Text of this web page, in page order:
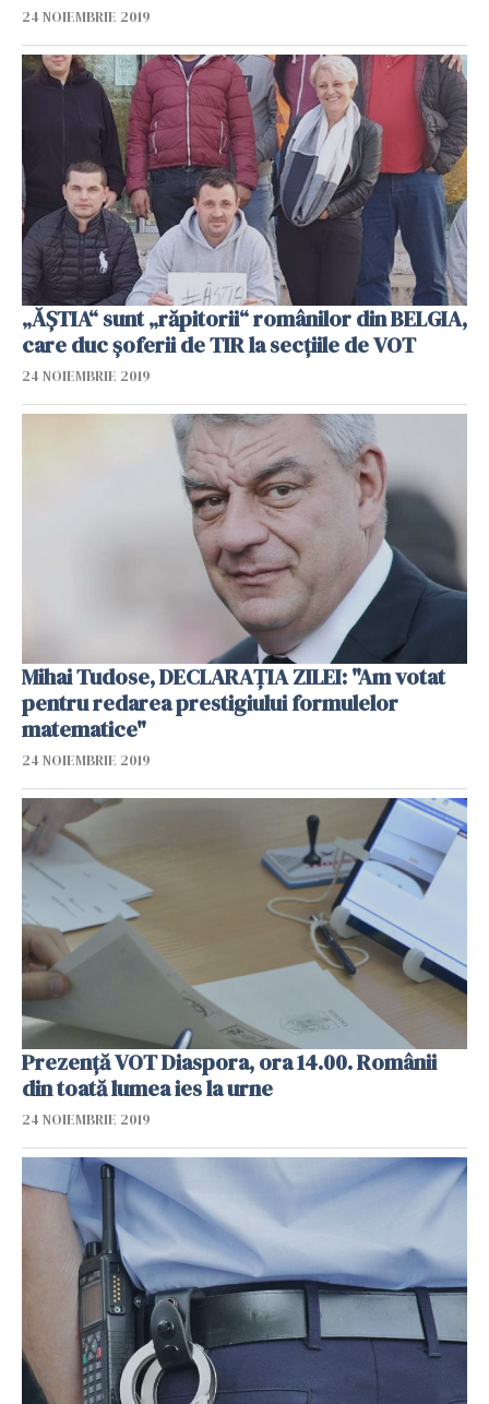
24 NOIEMBRIE 2019
„ĂȘTIA“ sunt „răpitorii“ românilor din BELGIA,
care duc șoferii de TIR la secțiile de VOT
24 NOIEMBRIE 2019
Mihai Tudose, DECLARAȚIA ZILEI: "Am votat
pentru redarea prestigiului formulelor
matematice"
24 NOIEMBRIE 2019
Prezență VOT Diaspora, ora 14.00. Românii
din toată lumea ies la urne
24 NOIEMBRIE 2019